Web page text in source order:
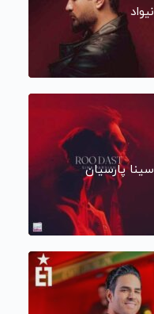
نیواد
سینا پارسیان